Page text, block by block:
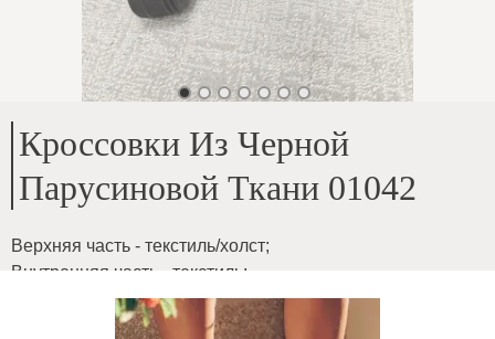
Кроссовки Из Черной
Парусиновой Ткани 01042
Верхняя часть - текстиль/холст;
Внутренняя часть - текстиль ;
Высота подошвы - 4 см;